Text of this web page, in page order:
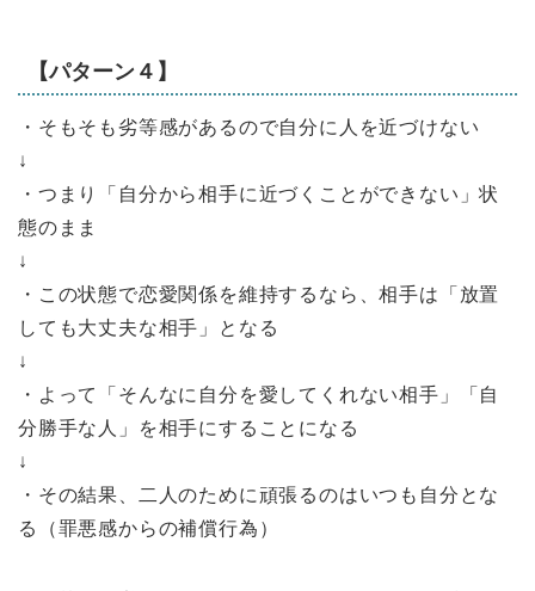
【パターン４】
・そもそも劣等感があるので自分に人を近づけない
↓
・つまり「自分から相手に近づくことができない」状
態のまま
↓
・この状態で恋愛関係を維持するなら、相手は「放置
しても大丈夫な相手」となる
↓
・よって「そんなに自分を愛してくれない相手」「自
分勝手な人」を相手にすることになる
↓
・その結果、二人のために頑張るのはいつも自分とな
る（罪悪感からの補償行為）